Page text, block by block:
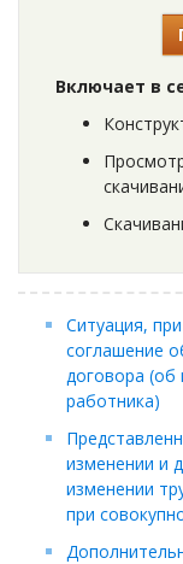
Включает в
Ситуация,
соглашение
договора (об
работника)
изменении и
изменении
при